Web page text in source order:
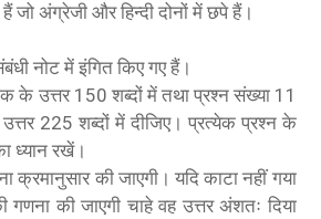
जो अंग्रेजी और हिन्दी दोनों में छपे हैं।
नोट में इंगित किए गए हैं।
के उत्तर 150 शब्दों में तथा प्रश्न संख्या 11
225 शब्दों में दीजिए। प्रत्येक प्रश्न के
ध्यान रखें।
क्रमानुसार की जाएगी। यदि काटा नहीं गया
गणना की जाएगी चाहे वह उत्तर अंशतः दिया